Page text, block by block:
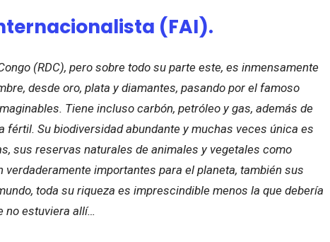
(FAI).
(RDC), pero sobre todo su parte este, es inmensamente
desde oro, plata y diamantes, pasando por el famoso
Tiene incluso carbón, petróleo y gas, además de
fértil. Su biodiversidad abundante y muchas veces única es
sus reservas naturales de animales y vegetales como
importantes para el planeta, también sus
toda su riqueza es imprescindible menos la que debería
no estuviera allí…